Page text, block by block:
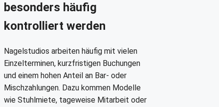
besonders häufig
kontrolliert werden
Nagelstudios arbeiten häufig mit vielen
Einzelterminen, kurzfristigen Buchungen
und einem hohen Anteil an Bar- oder
Mischzahlungen. Dazu kommen Modelle
wie Stuhlmiete, tageweise Mitarbeit oder